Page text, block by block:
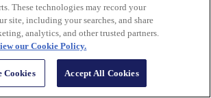
These technologies may record your
site, including your searches, and share
analytics, and other trusted partners.
our Cookie Policy.
Cookies Accept All Cookies